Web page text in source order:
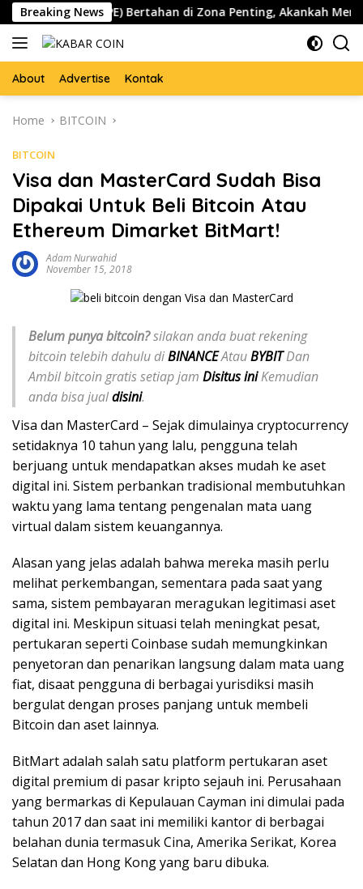
Skip
to
content
Breaking News
Pepe ($PEPE) Bertahan di Zona Penting, Akankah Memicu
About Advertise Kontak
Home BITCOIN
BITCOIN
Visa dan MasterCard Sudah Bisa
Dipakai Untuk Beli Bitcoin Atau
Ethereum Dimarket BitMart!
Adam Nurwahid
November 15, 2018
Belum punya bitcoin?silakan anda buat rekening
bitcoin telebih dahulu diBINANCEAtauBYBITDan
Ambil bitcoin gratis setiap jam Disitus iniKemudian
anda bisa jualdisini.
Visa dan MasterCard – Sejak dimulainya cryptocurrency
setidaknya 10 tahun yang lalu, pengguna telah
berjuang untuk mendapatkan akses mudah ke aset
digital ini. Sistem perbankan tradisional membutuhkan
waktu yang lama tentang pengenalan mata uang
virtual dalam sistem keuangannya.
Alasan yang jelas adalah bahwa mereka masih perlu
melihat perkembangan, sementara pada saat yang
sama, sistem pembayaran meragukan legitimasi aset
digital ini. Meskipun situasi telah meningkat pesat,
pertukaran seperti Coinbase sudah memungkinkan
penyetoran dan penarikan langsung dalam mata uang
fiat, disaat pengguna di berbagai yurisdiksi masih
bergulat dengan proses panjang untuk membeli
Bitcoin dan aset lainnya.
BitMart adalah salah satu platform pertukaran aset
digital premium di pasar kripto sejauh ini. Perusahaan
yang bermarkas di Kepulauan Cayman ini dimulai pada
tahun 2017 dan saat ini memiliki kantor di berbagai
belahan dunia termasuk Cina, Amerika Serikat, Korea
Selatan dan Hong Kong yang baru dibuka.